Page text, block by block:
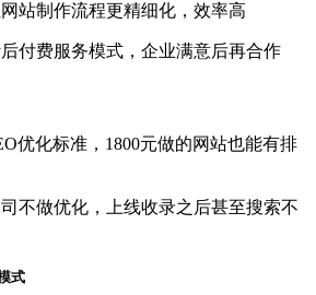
站制作流程更精细化，效率高
付费服务模式，企业满意后再合作
优化标准，1800元做的网站也能有排
不做优化，上线收录之后甚至搜索不
式